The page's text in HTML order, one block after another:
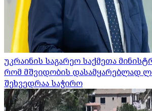
უკრაინის საგარეო საქმეთა
რომ მშვიდობის დასამყარებლად
შეხვედრაა საჭირო